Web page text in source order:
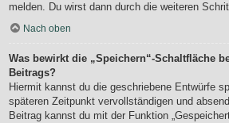
melden. Du wirst dann durch die weiteren
Nach oben
Was bewirkt die „Speichern“-Schaltfläche
Beitrags?
Hiermit kannst du die geschriebene Entwürfe
späteren Zeitpunkt vervollständigen und
Beitrag kannst du mit der Funktion